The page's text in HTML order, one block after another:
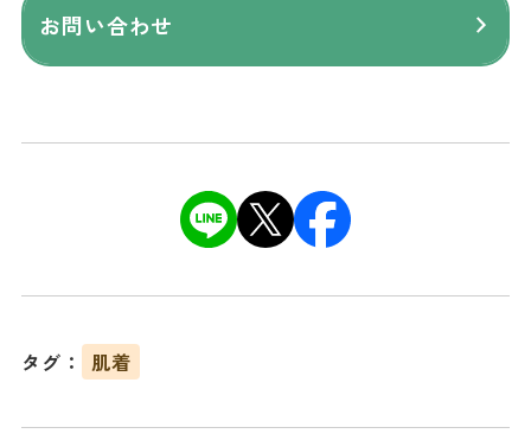
お問い合わせ
タグ： 肌着